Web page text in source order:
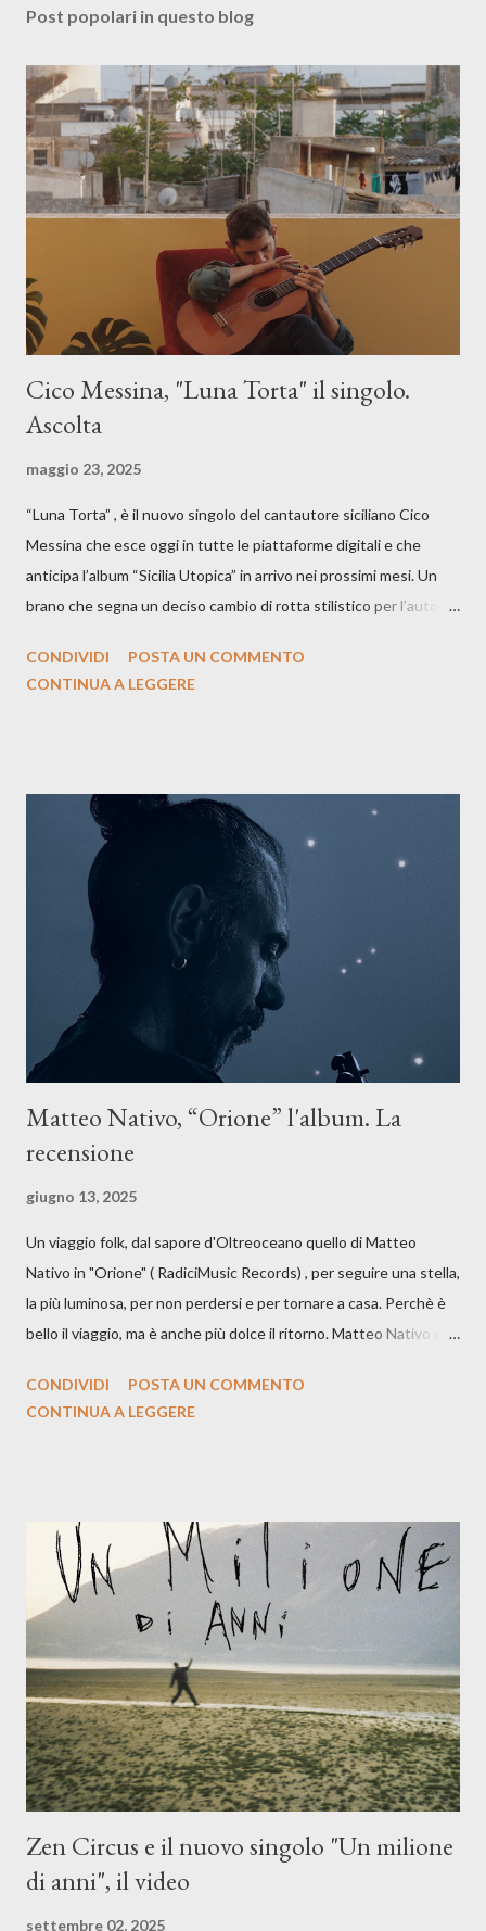
Post popolari in questo blog
Cico Messina, "Luna Torta" il singolo.
Ascolta
maggio 23, 2025
“Luna Torta” , è il nuovo singolo del cantautore siciliano Cico
Messina che esce oggi in tutte le piattaforme digitali e che
anticipa l’album “Sicilia Utopica” in arrivo nei prossimi mesi. Un
brano che segna un deciso cambio di rotta stilistico per l’autore
testo ibrido tra italiano e siciliano, e un’urgenza espressiva che
La canzone racconta la difficoltà di creare, e perfino di esistere,
sotto il peso della realtà. Ma lo fa cercando una via d’uscita, una
forma di assoluzione, nel vivere e nel suonare, nel trovare respiro
anche quando l’aria sembra farsi più densa. Il brano è anche una
dichiarazione d’intenti: Cico Messina apre il suo nuovo percorso
artistico con una composizi...
CONDIVIDI
POSTA UN COMMENTO
CONTINUA A LEGGERE
Matteo Nativo, “Orione” l'album. La
recensione
giugno 13, 2025
Un viaggio folk, dal sapore d'Oltreoceano quello di Matteo
Nativo in "Orione" ( RadiciMusic Records) , per seguire una stella,
la più luminosa, per non perdersi e per tornare a casa. Perchè è
bello il viaggio, ma è anche più dolce il ritorno. Matteo Nativo per
indubbiamente matura e consapevole oltre che con ottimi
Dicevamo. Ed è da qui che il nostro inizia questo concept
musicale, con " Che ora è" , raccontando la separazione dalla
moglie, del senso di sconfitta e del caldo afoso che opprime,
giusta condizione di sopraffazione: "Non so che ora è, che giorno
è, di questa estate che...". E' raro fare uscire come singolo una
cover, ma...
CONDIVIDI
POSTA UN COMMENTO
CONTINUA A LEGGERE
Zen Circus e il nuovo singolo "Un milione
di anni", il video
settembre 02, 2025